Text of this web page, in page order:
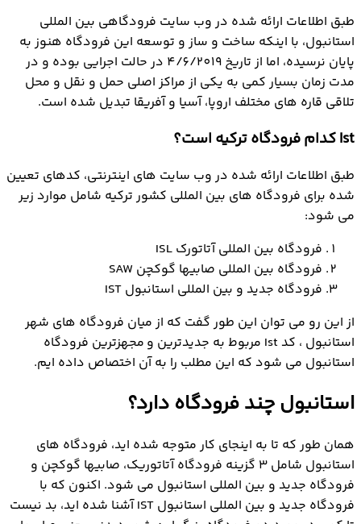
طبق اطلاعات ارائه شده در وب سایت فرودگاهی بین المللی
استانبول، با اینکه ساخت و ساز و توسعه این فرودگاه هنوز به
پایان نرسیده، اما از تاریخ 4/6/2019 در حالت اجرایی بوده و در
مدت زمان بسیار کمی به یکی از مراکز اصلی حمل و نقل و محل
تلاقی قاره های مختلف اروپا، آسیا و آفریقا تبدیل شده است.
Ist کدام فرودگاه ترکیه است؟
طبق اطلاعات ارائه شده در وب سایت های اینترنتی، کدهای تعیین
شده برای فرودگاه های بین المللی کشور ترکیه شامل موارد زیر
می شود:
فرودگاه بین المللی آتاتورک ISL
فرودگاه بین المللی صابیها گوکچن SAW
فرودگاه جدید و بین المللی استانبول IST
از این رو می توان این طور گفت که از میان فرودگاه های شهر
استانبول ، کد Ist مربوط به جدیدترین و مجهزترین فرودگاه
استانبول می شود که این مطلب را به آن اختصاص داده ایم.
استانبول چند فرودگاه دارد؟
همان طور که تا به اینجای کار متوجه شده اید، فرودگاه های
استانبول شامل 3 گزینه فرودگاه آتاتوریک، صابیها گوکچن و
فرودگاه جدید و بین المللی استانبول می شود. اکنون که با
فرودگاه جدید و بین المللی استانبول IST آشنا شده اید، بد نیست